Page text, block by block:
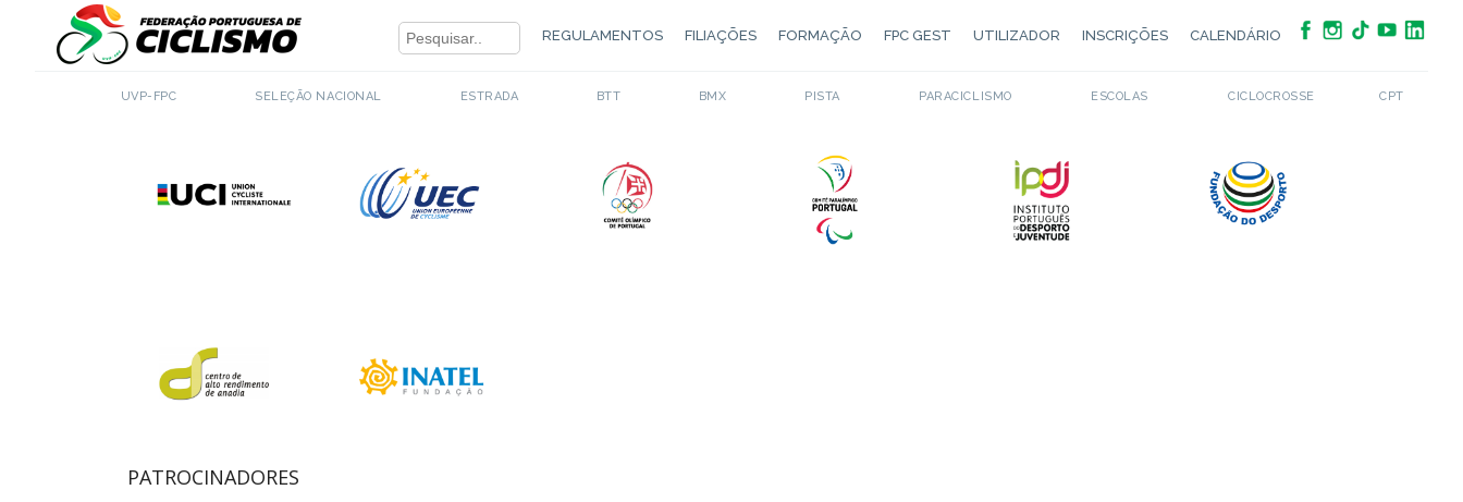
REGULAMENTOS FILIAÇÕES FORMAÇÃO FPC GEST UTILIZADOR INSCRIÇÕES CALENDÁRIO
UVP-FPC SELEÇÃO NACIONAL ESTRADA BTT BMX PISTA PARACICLISMO ESCOLAS CICLOCROSSE CPT
PARCEIROS INSTITUCIONAIS
PATROCINADORES